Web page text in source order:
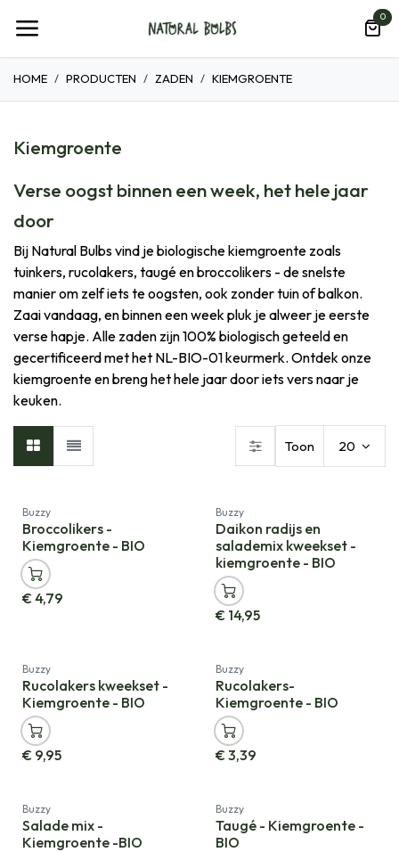
0
HOME PRODUCTEN ZADEN KIEMGROENTE
Kiemgroente
Verse oogst binnen een week, het hele jaar
door
Bij Natural Bulbs vind je biologische kiemgroente zoals
tuinkers, rucolakers, taugé en broccolikers - de snelste
manier om zelf iets te oogsten, ook zonder tuin of balkon.
Zaai vandaag, en binnen een week pluk je alweer je eerste
verse hapje. Alle zaden zijn 100% biologisch geteeld en
gecertificeerd met het NL-BIO-01 keurmerk. Ontdek onze
kiemgroente en breng het hele jaar door iets vers naar je
keuken.
Toon 20
Nieuw!
Buzzy
Broccolikers -
Kiemgroente - BIO
€4,79
Nieuw!
Buzzy
Daikon radijs en
salademix kweekset -
kiemgroente - BIO
€ 14,95
Nieuw!
Buzzy
Rucolakers kweekset -
Kiemgroente - BIO
€ 9,95
Nieuw!
Buzzy
Rucolakers-
Kiemgroente - BIO
€3,39
Nieuw!
Buzzy
Salade mix -
Kiemgroente -BIO
Nieuw!
Buzzy
Taugé - Kiemgroente -
BIO